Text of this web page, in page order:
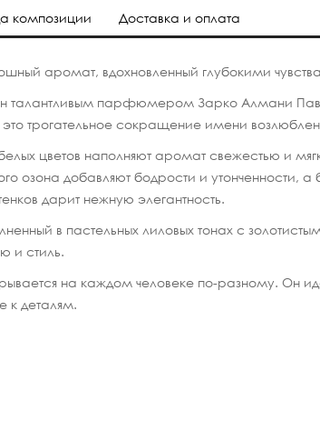
композиции Доставка и оплата
аромат, вдохновленный глубокими
талантливым парфюмером Зарко Алмани
трогательное сокращение имени
цветов наполняют аромат свежестью и
озона добавляют бодрости и утонченности,
дарит нежную элегантность.
в пастельных лиловых тонах с
и стиль.
на каждом человеке по-разному. Он
к деталям.